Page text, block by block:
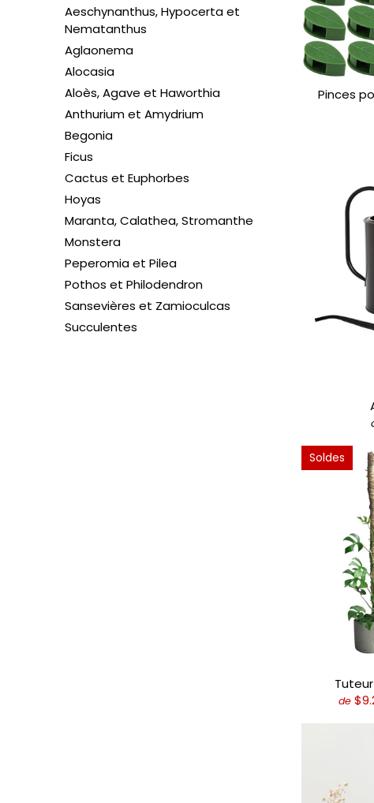
Aeschynanthus, Hypocerta et
Nematanthus
Aglaonema
Alocasia
Aloès, Agave et Haworthia
Anthurium et Amydrium
Begonia
Ficus
Cactus et Euphorbes
Hoyas
Maranta, Calathea, Stromanthe
Monstera
Peperomia et Pilea
Pothos et Philodendron
Sansevières et Zamioculcas
Succulentes
Pinces
Soldes
de